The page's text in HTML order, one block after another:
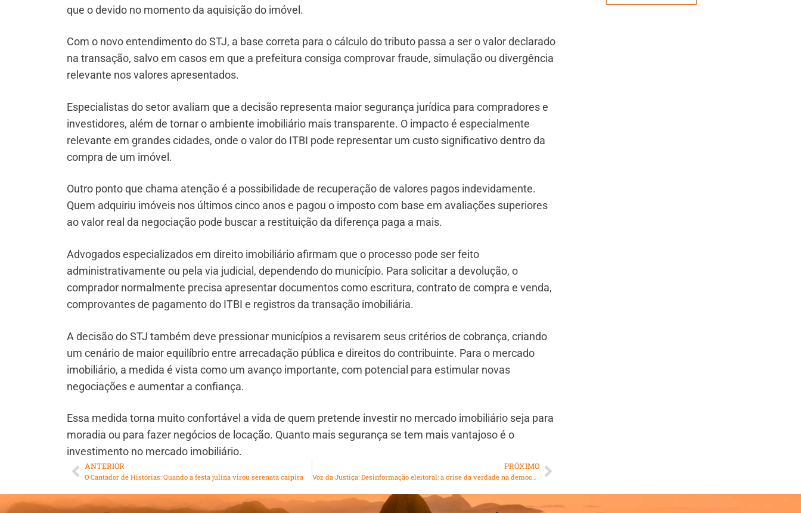
que o devido no momento da aquisição do imóvel.
Com o novo entendimento do STJ, a base correta para o cálculo do tributo passa a ser o valor declarado
na transação, salvo em casos em que a prefeitura consiga comprovar fraude, simulação ou divergência
relevante nos valores apresentados.
Especialistas do setor avaliam que a decisão representa maior segurança jurídica para compradores e
investidores, além de tornar o ambiente imobiliário mais transparente. O impacto é especialmente
relevante em grandes cidades, onde o valor do ITBI pode representar um custo significativo dentro da
compra de um imóvel.
Outro ponto que chama atenção é a possibilidade de recuperação de valores pagos indevidamente.
Quem adquiriu imóveis nos últimos cinco anos e pagou o imposto com base em avaliações superiores
ao valor real da negociação pode buscar a restituição da diferença paga a mais.
Advogados especializados em direito imobiliário afirmam que o processo pode ser feito
administrativamente ou pela via judicial, dependendo do município. Para solicitar a devolução, o
comprador normalmente precisa apresentar documentos como escritura, contrato de compra e venda,
comprovantes de pagamento do ITBI e registros da transação imobiliária.
A decisão do STJ também deve pressionar municípios a revisarem seus critérios de cobrança, criando
um cenário de maior equilíbrio entre arrecadação pública e direitos do contribuinte. Para o mercado
imobiliário, a medida é vista como um avanço importante, com potencial para estimular novas
negociações e aumentar a confiança.
Essa medida torna muito confortável a vida de quem pretende investir no mercado imobiliário seja para
moradia ou para fazer negócios de locação. Quanto mais segurança se tem mais vantajoso é o
investimento no mercado imobiliário.
ANTERIOR
O Cantador de Histórias: Quando a festa julina virou serenata caipira
PRÓXIMO
Voz da Justiça: Desinformação eleitoral: a crise da verdade na democracia digital